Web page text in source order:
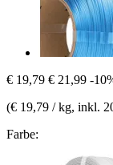
€ 19,79 € 21,99 -
(€ 19,79 / kg, inkl.
Farbe: